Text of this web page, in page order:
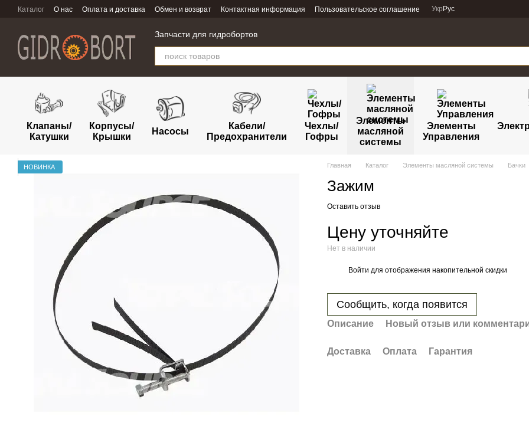
Перейти к основному контенту
Каталог О нас Оплата и доставка Обмен и возврат Контактная информация Пользовательское соглашение Укр Рус
Запчасти для гидробортов
Клапаны/
Катушки
Корпусы/
Крышки
Насосы
Кабели/
Предохранители
Чехлы/
Гофры
Элементы
масляной
системы
Элементы
Управления
НОВИНКА Главная Каталог Элементы масляной системы Бачки
Зажим
Оставить отзыв
Цену уточняйте
Нет в наличии
Войти для отображения накопительной скидки
Сообщить, когда появится
Описание Новый отзыв или
Доставка Оплата Гарантия